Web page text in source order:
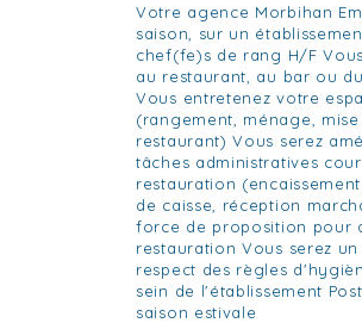
Votre agence Morbihan
saison, sur un
chef(fe)s de rang H/F
au restaurant, au bar ou
Vous entretenez votre
(rangement, ménage,
restaurant) Vous serez
tâches administratives
restauration
de caisse, réception
force de proposition pour
restauration Vous serez
respect des règles
sein de l'établissement
saison estivale